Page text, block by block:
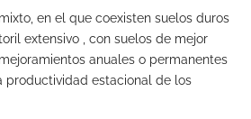
en el que coexisten suelos duros
extensivo , con suelos de mejor
anuales o permanentes
productividad estacional de los